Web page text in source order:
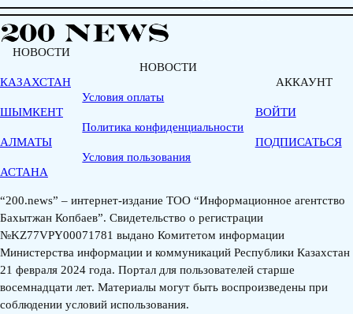
НОВОСТИ
КАЗАХСТАН
ШЫМКЕНТ
АЛМАТЫ
АСТАНА
НОВОСТИ
Условия оплаты
Политика конфиденциальности
Условия пользования
АККАУНТ
ВОЙТИ
ПОДПИСАТЬСЯ
“200.news” – интернет-издание ТОО “Информационное агентство
Бахытжан Копбаев”. Свидетельство о регистрации
№KZ77VPY00071781 выдано Комитетом информации
Министерства информации и коммуникаций Республики Казахстан
21 февраля 2024 года. Портал для пользователей старше
восемнадцати лет. Материалы могут быть воспроизведены при
соблюдении условий использования.